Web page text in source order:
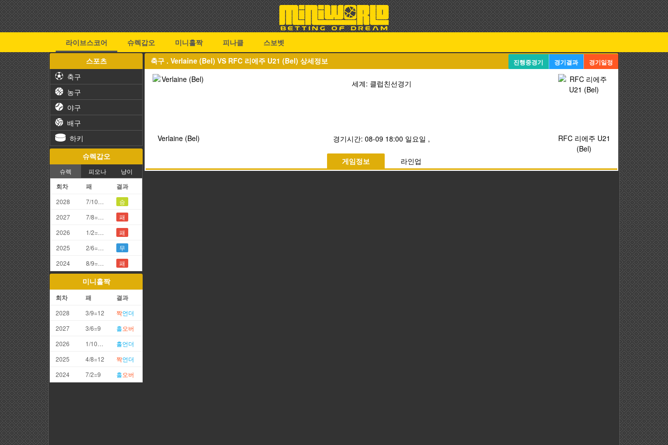
라이브스코어 슈렉갑오 미니홀짝 피나클
스보벳
스포츠
축구
농구
야구
배구
하키
슈렉갑오
슈렉 피오나 냥이
회차 패 결과
2028 7/10=7끗
승
2027
7/8=5끗
패
2026
1/2=3끗
패
2025
2/6=8끗
무
2024
8/9=7끗 패
미니홀짝
회차 패 결과
2028 3/9=12 짝언더
2027
3/6=9 홀오버
2026
1/10=11 홀언더
2025
4/8=12 짝언더
2024
7/2=9 홀오버
축구 . Verlaine (Bel) VS RFC 리에주 U21 (Bel) 상세정보 진행중경기 경기결과 경기일정
Verlaine (Bel)
세계: 클럽친선경기
경기시간:08-09 18:00 일요일 ,
RFC 리에주 U21
(Bel)
게임정보
라인업